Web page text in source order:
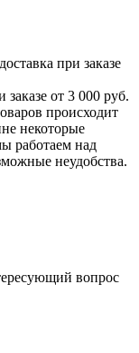
при заказе
заказе от 3 000 руб.
происходит
некоторые
работаем над
неудобства.
вопрос